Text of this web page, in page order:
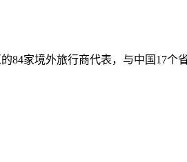
84家境外旅行商代表，与中国17